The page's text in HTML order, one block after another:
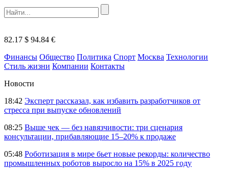
82.17 $ 94.84 €
Финансы Общество Политика Спорт Москва Технологии
Стиль жизни Компании Контакты
Новости
18:42 Эксперт рассказал, как избавить разработчиков от
стресса при выпуске обновлений
08:25 Выше чек — без навязчивости: три сценария
консультации, прибавляющие 15–20% к продаже
05:48 Роботизация в мире бьет новые рекорды: количество
промышленных роботов выросло на 15% в 2025 году